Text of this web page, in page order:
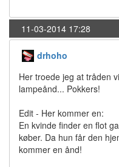
11-03-2014 17:28
drhoho
Her troede jeg at tråden
lampeånd... Pokkers!
Edit - Her kommer en:
En kvinde finder en flot
køber. Da hun får den
kommer en ånd!